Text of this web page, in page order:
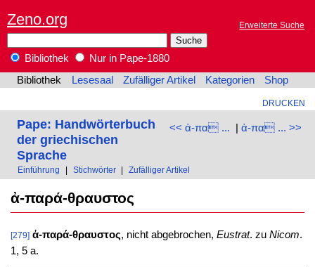
Zeno.org Erweiterte Suche
Bibliothek
Nur in Pape-1880
Bibliothek
Lesesaal Zufälliger Artikel Kategorien Shop
DRUCKEN
<< ἀ-πα ... | ἀ-πα ... >>
Pape: Handwörterbuch
der griechischen
Sprache
Einführung Stichwörter Zufälliger Artikel
ἀ-παρά-θραυστος
[279] ἀ-παρά-θραυστος, nicht abgebrochen, Eustrat. zuNicom.
1, 5 a.